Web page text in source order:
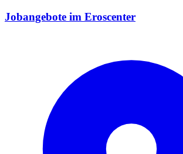
Jobangebote im Eroscenter